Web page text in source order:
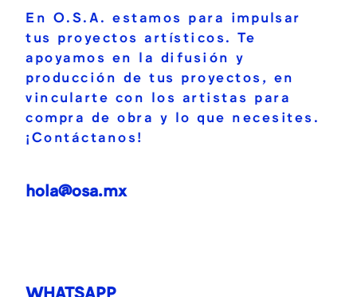
En O.S.A. estamos para impulsar
tus proyectos artísticos. Te
apoyamos en la difusión y
producción de tus proyectos, en
vincularte con los artistas para
compra de obra y lo que necesites.
¡Contáctanos!
hola@osa.mx